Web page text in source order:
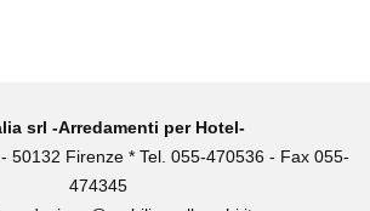
srl -Arredamenti per Hotel-
50132 Firenze * Tel. 055-470536 - Fax 055-
474345